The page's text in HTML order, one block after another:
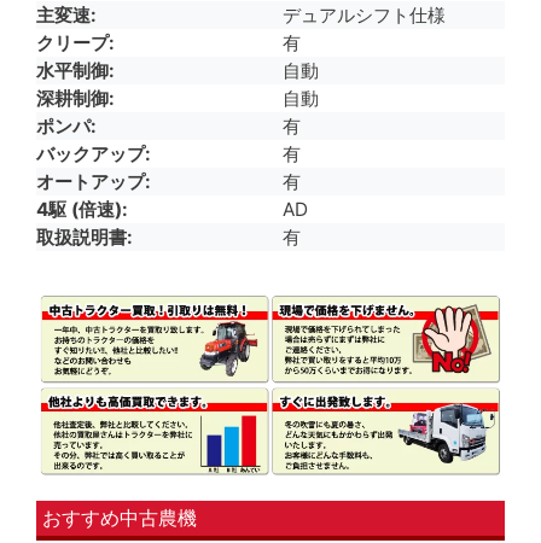
主変速
デュアルシフト仕様
クリープ
有
水平制御
自動
深耕制御
自動
ポンパ
有
バックアップ
有
オートアップ
有
4駆 (倍速)
AD
取扱説明書
有
おすすめ中古農機